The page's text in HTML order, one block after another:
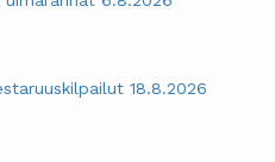
18.8.2026